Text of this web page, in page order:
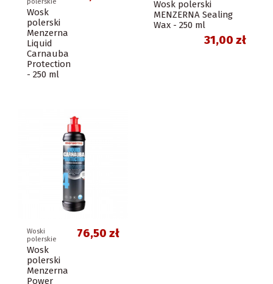
polerskie
Wosk
polerski
Menzerna
Liquid
Carnauba
Protection
- 250 ml
Wosk polerski
MENZERNA Sealing
Wax - 250 ml
31,00 zł
Woski
polerskie
Wosk
polerski
Menzerna
Power
76,50 zł